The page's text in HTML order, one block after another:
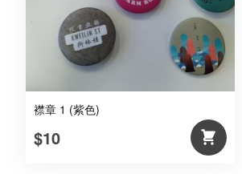
襟章 1 (紫色)
$10